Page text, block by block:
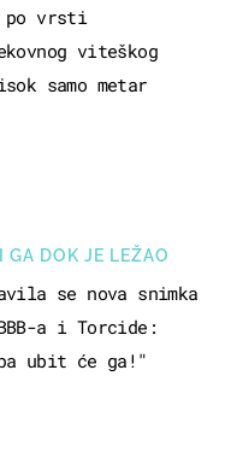
GA DOK JE LEŽAO
se nova snimka
a i Torcide:
ubit će ga!"
po vrsti
viteškog
samo metar